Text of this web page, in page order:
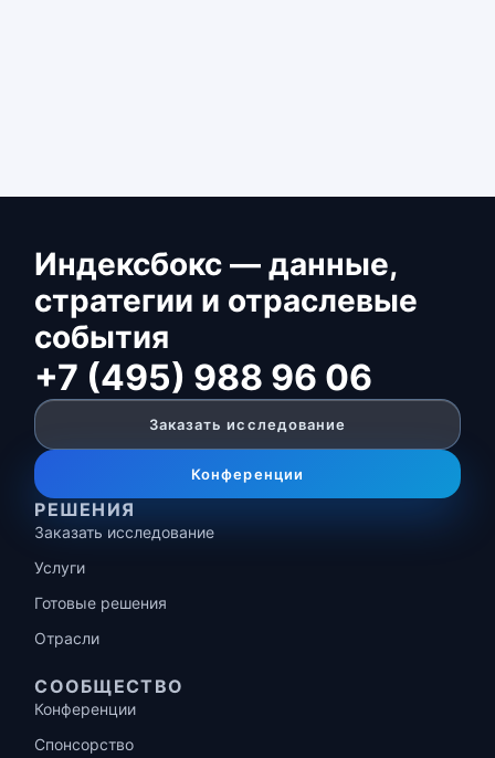
Индексбокс — данные,
стратегии и отраслевые
события
+7 (495) 988 96 06
Заказать исследование
Конференции
РЕШЕНИЯ
Заказать исследование
Услуги
Готовые решения
Отрасли
СООБЩЕСТВО
Конференции
Спонсорство